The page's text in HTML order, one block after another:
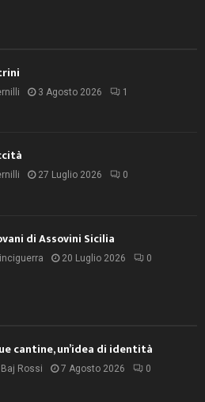
3 Agosto 2026 1
27 Luglio 2026 0
di Assovini Sicilia
20 Luglio 2026 0
cantine, un’idea di identità
Rossi 7 Agosto 2026 0